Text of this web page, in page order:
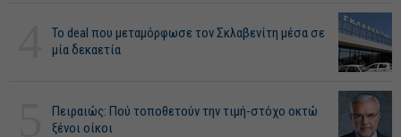
Το deal που μεταμόρφωσε τον Σκλαβενίτη μέσα σε
μία δεκαετία
Πειραιώς: Πού τοποθετούν την τιμή-στόχο οκτώ
ξένοι οίκοι